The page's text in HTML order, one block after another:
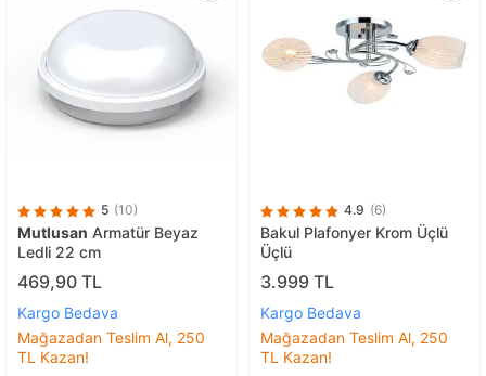
5 (10)
Mutlusan Armatür Beyaz
Ledli 22 cm
469,90 TL
Kargo Bedava
Mağazadan Teslim Al, 250
TL Kazan!
4.9 (6)
Bakul Plafonyer Krom Üçlü
Üçlü
3.999 TL
Kargo Bedava
Mağazadan Teslim Al, 250
TL Kazan!